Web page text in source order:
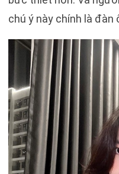
chú ý này chính là đàn